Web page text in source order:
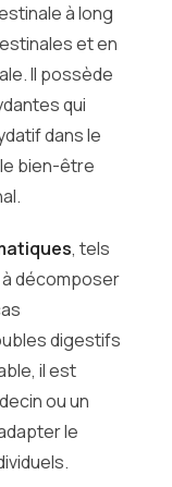
à long
et en
Il possède
qui
dans le
bien-être
, tels
décomposer
digestifs
il est
ou un
le